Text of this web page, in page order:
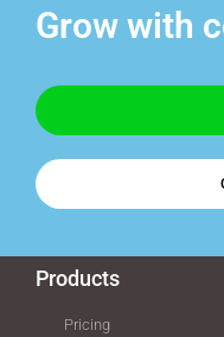
Grow with
Products
Pricing